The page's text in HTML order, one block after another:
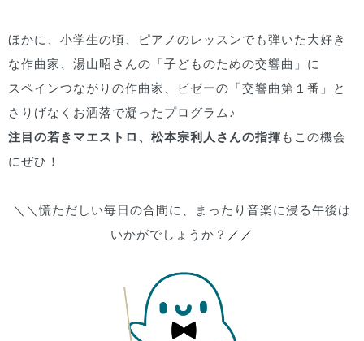
ほかに、小学生の頃、ピアノのレッスンでも弾いた大好き
な作曲家、湯山昭さんの「子どものための交響曲」に
スペインつながりの作曲家、ビゼーの「交響曲第１番」と
さりげなくお洒落で凝ったプログラム♪
注目の若きマエストロ、松本宗利人さんの指揮 もこの機会
にぜひ！
＼＼慌ただしい毎日の合間に、まったり音楽に浸る午後は
いかがでしょうか？ ／／